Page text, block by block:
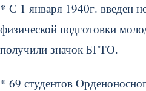
* С 1 января 1940г. введен
физической подготовки
получили значок БГТО.
* 69 студентов